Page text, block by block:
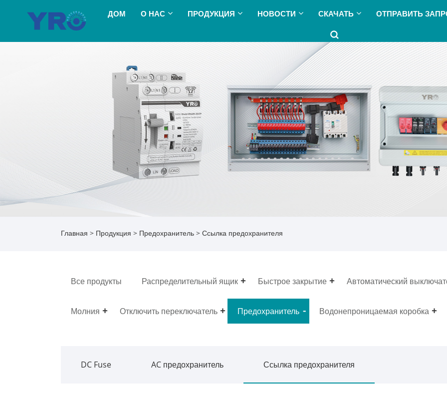
ДОМ О НАС ПРОДУКЦИЯ НОВОСТИ СКАЧАТЬ ОТПРАВИТЬ
Главная > Продукция > Предохранитель > Ссылка предохранителя
Все продукты Распределительный ящик Быстрое закрытие Автоматический
Молния Отключить переключатель Предохранитель Водонепроницаемая коробка
DC Fuse AC предохранитель Ссылка предохранителя